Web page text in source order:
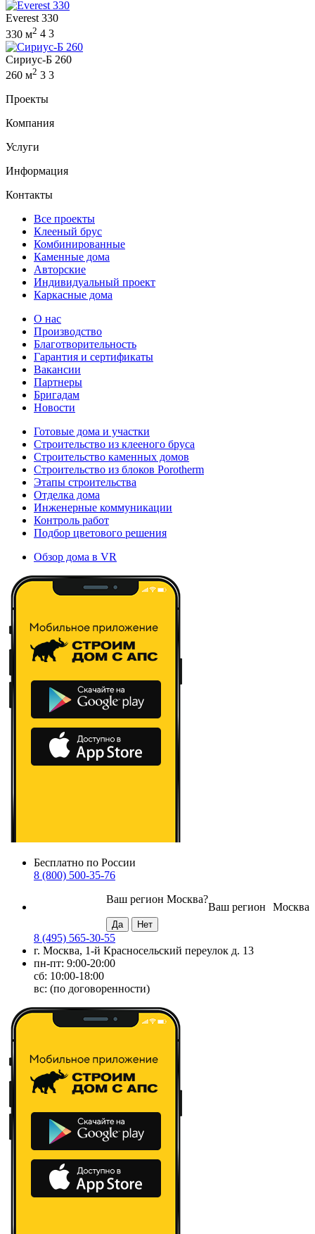
Everest 330
330 м2 4 3
Сириус-Б 260
260 м2 3 3
Проекты
Компания
Услуги
Информация
Контакты
Все проекты
Клееный брус
Комбинированные
Каменные дома
Авторские
Индивидуальный проект
Каркасные дома
О нас
Производство
Благотворительность
Гарантия и сертификаты
Вакансии
Партнеры
Бригадам
Новости
Готовые дома и участки
Строительство из клееного бруса
Строительство каменных домов
Строительство из блоков Porotherm
Этапы строительства
Отделка дома
Инженерные коммуникации
Контроль работ
Подбор цветового решения
Обзор дома в VR
Бесплатно по России
8 (800) 500-35-76
Москва
Ваш регион
Ваш регион Москва?
8 (495) 565-30-55
г. Москва, 1-й Красносельский переулок д. 13
пн-пт: 9:00-20:00
сб: 10:00-18:00
вс: (по договоренности)